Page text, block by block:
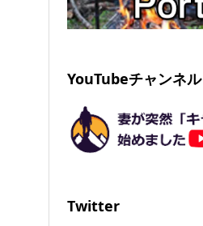
YouTubeチャンネル
Twitter